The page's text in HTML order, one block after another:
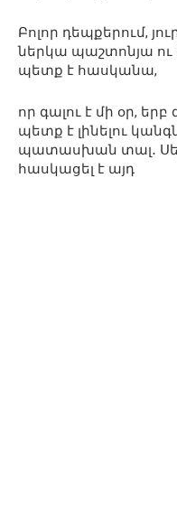
Բոլոր դեպքերում,
ներկա պաշտոնյա
պետք է հասկանա,
որ գալու է մի օր,
պետք է լինելու
պատասխան տալ․
հասկացել է այդ